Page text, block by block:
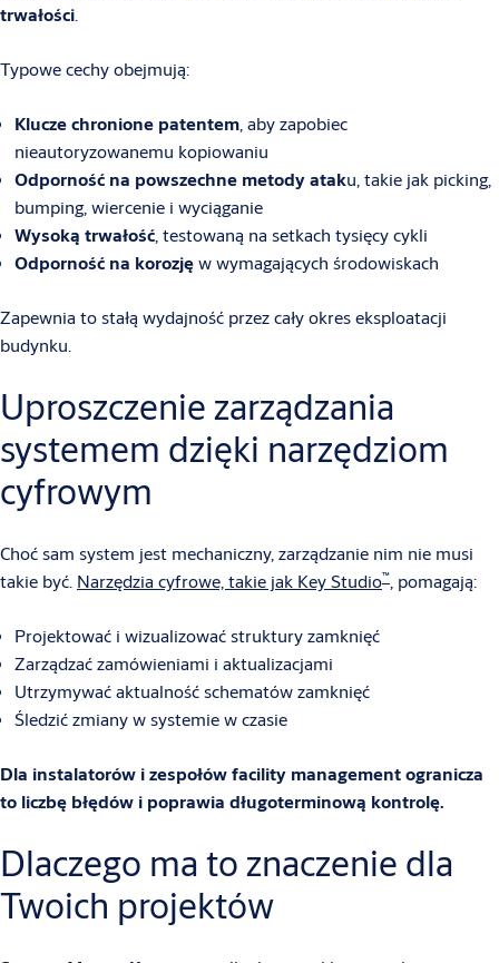
trwałości.
Typowe cechy obejmują:
Klucze chronione patentem, aby zapobiec
nieautoryzowanemu kopiowaniu
Odporność na powszechne metody ataku, takie jak picking,
bumping, wiercenie i wyciąganie
Wysoką trwałość, testowaną na setkach tysięcy cykli
Odporność na korozjęw wymagających środowiskach
Zapewnia to stałą wydajność przez cały okres eksploatacji
budynku.
Uproszczenie zarządzania
systemem dzięki narzędziom
cyfrowym
Choć sam system jest mechaniczny, zarządzanie nim nie musi
takie być. Narzędzia cyfrowe, takie jak Key Studio™, pomagają:
Projektować i wizualizować struktury zamknięć
Zarządzać zamówieniami i aktualizacjami
Utrzymywać aktualność schematów zamknięć
Śledzić zmiany w systemie w czasie
Dla instalatorów i zespołów facility management ogranicza
to liczbę błędów i poprawia długoterminową kontrolę.
Dlaczego ma to znaczenie dla
Twoich projektów